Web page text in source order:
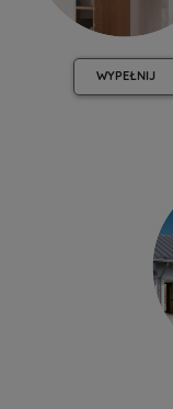
WYPEŁNIJ